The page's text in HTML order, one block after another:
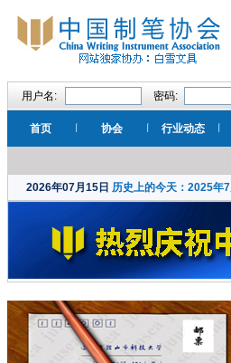
用户名: 密码:
首页 协会 行业动态
2026年07月15日 历史上的今天：2025年